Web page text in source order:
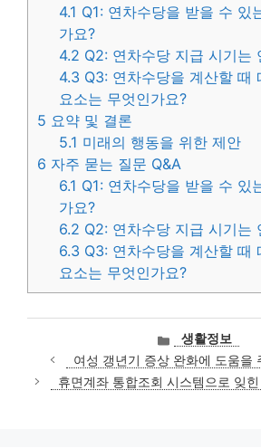
4.1 Q1: 연차수당을 받을 수 있
가요?
4.2 Q2: 연차수당 지급 시기는
4.3 Q3: 연차수당을 계산할 때
요소는 무엇인가요?
5 요약 및 결론
5.1 미래의 행동을 위한 제안
6 자주 묻는 질문 Q&A
6.1 Q1: 연차수당을 받을 수 있
가요?
6.2 Q2: 연차수당 지급 시기는
6.3 Q3: 연차수당을 계산할 때
요소는 무엇인가요?
카
테
고
리
생활정보
여성 갱년기 증상 완화에 도움을
휴면계좌 통합조회 시스템으로 잊